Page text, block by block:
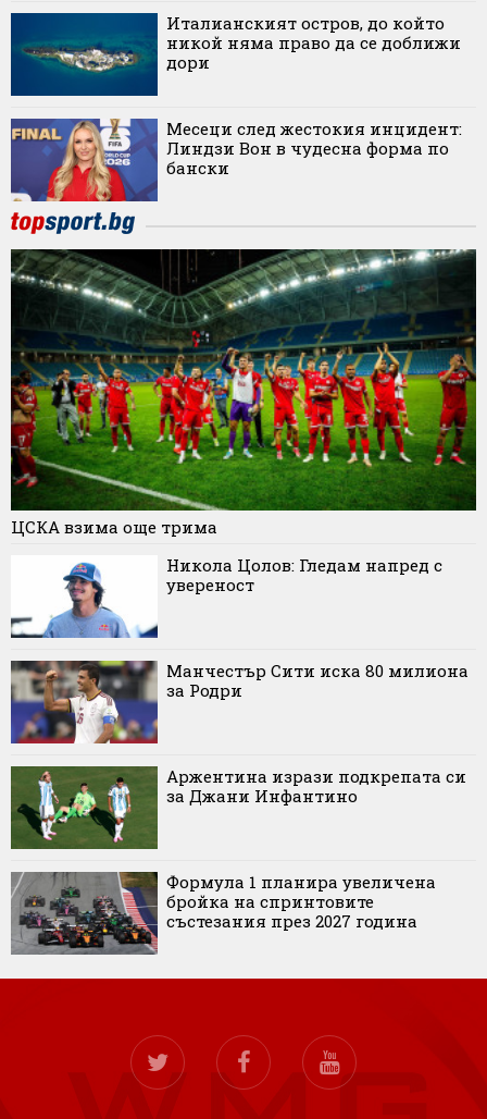
Италианският остров, до който
никой няма право да се доближи
дори
Месеци след жестокия инцидент:
Линдзи Вон в чудесна форма по
бански
ЦСКА взима още трима
Никола Цолов: Гледам напред с
увереност
Манчестър Сити иска 80 милиона
за Родри
Аржентина изрази подкрепата си
за Джани Инфантино
Формула 1 планира увеличена
бройка на спринтовите
състезания през 2027 година